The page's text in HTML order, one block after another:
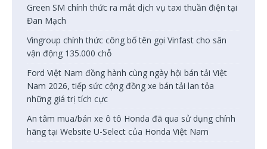
Green SM chính thức ra mắt dịch vụ taxi thuần điện tại
Đan Mạch
Vingroup chính thức công bố tên gọi Vinfast cho sân
vận động 135.000 chỗ
Ford Việt Nam đồng hành cùng ngày hội bán tải Việt
Nam 2026, tiếp sức cộng đồng xe bán tải lan tỏa
những giá trị tích cực
An tâm mua/bán xe ô tô Honda đã qua sử dụng chính
hãng tại Website U-Select của Honda Việt Nam